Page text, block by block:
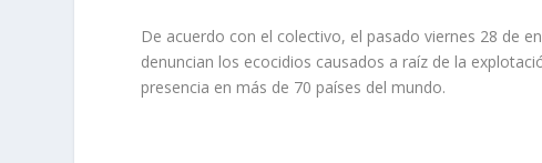
De acuerdo con el colectivo, el pasado viernes 28 de
denuncian los ecocidios causados a raíz de la
presencia en más de 70 países del mundo.